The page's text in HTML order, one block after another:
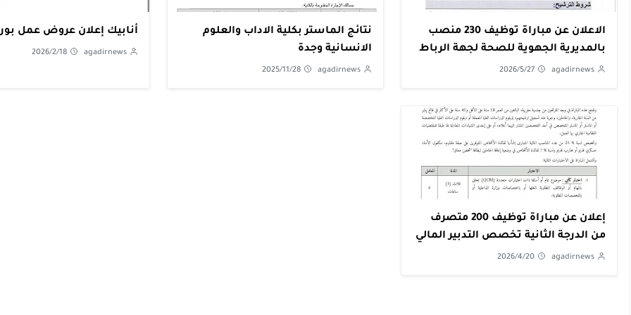
الاعلان عن مباراة توظيف 230 منصب
بالمديرية الجهوية للصحة لجهة الرباط
سلا القنيطرة
agadirnews
2026/5/27
نتائج الماستر بكلية الاداب والعلوم
الانسانية وجدة
agadirnews
2025/11/28
أنابيك إعلان عروض عمل
agadirnews
2026/2/18
إعلان عن مباراة توظيف 200 متصرف
من الدرجة الثانية تخصص التدبير المالي
والمحاسباتي أو الافتحاص ومراقبة
agadirnews
2026/4/20